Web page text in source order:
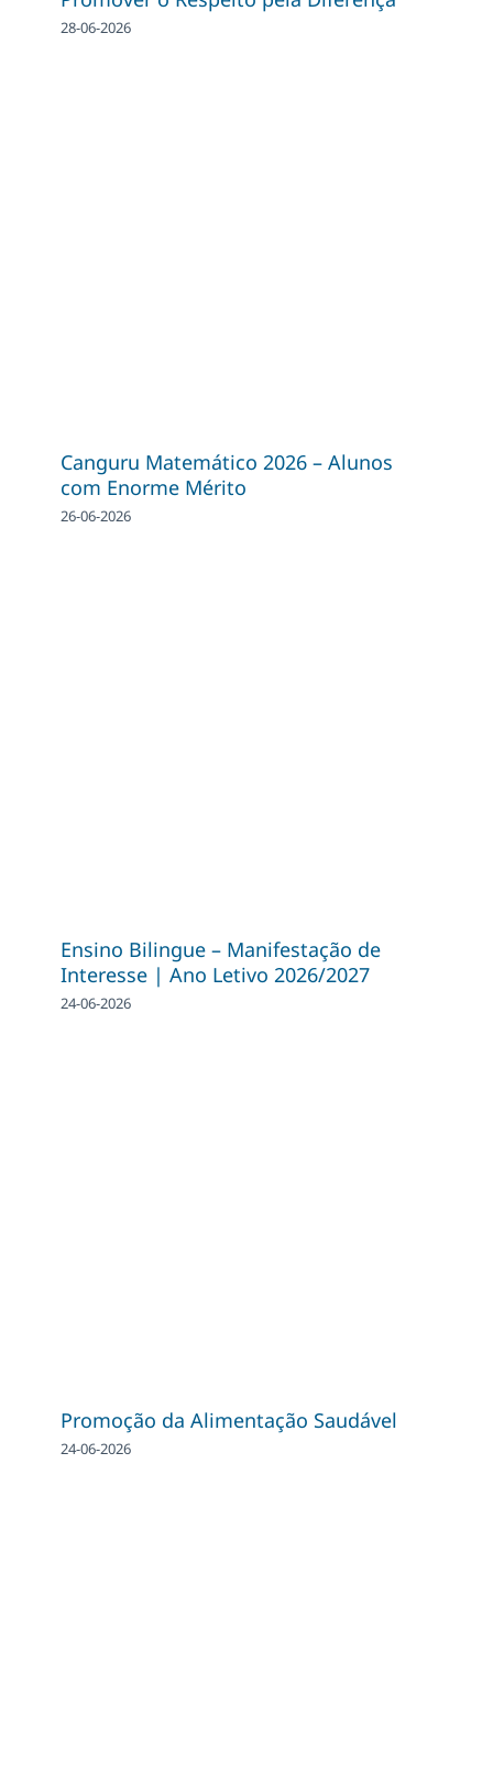
28-06-2026
Canguru Matemático 2026 – Alunos
com Enorme Mérito
26-06-2026
Ensino Bilingue – Manifestação de
Interesse | Ano Letivo 2026/2027
24-06-2026
Promoção da Alimentação Saudável
24-06-2026